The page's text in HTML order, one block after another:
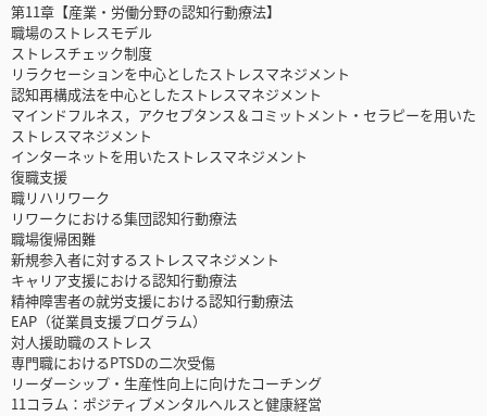
第11章【産業・労働分野の認知行動療法】
職場のストレスモデル
ストレスチェック制度
リラクセーションを中心としたストレスマネジメント
認知再構成法を中心としたストレスマネジメント
マインドフルネス，アクセプタンス＆コミットメント・セラピーを用いた
ストレスマネジメント
インターネットを用いたストレスマネジメント
復職支援
職リハリワーク
リワークにおける集団認知行動療法
職場復帰困難
新規参入者に対するストレスマネジメント
キャリア支援における認知行動療法
精神障害者の就労支援における認知行動療法
EAP（従業員支援プログラム）
対人援助職のストレス
専門職におけるPTSDの二次受傷
リーダーシップ・生産性向上に向けたコーチング
11コラム：ポジティブメンタルヘルスと健康経営